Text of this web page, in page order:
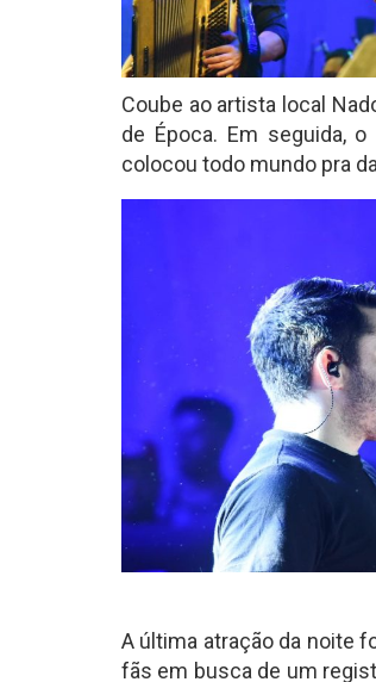
Coube ao artista local
de Época. Em seguida,
colocou todo mundo pra
A última atração da noite
fãs em busca de um